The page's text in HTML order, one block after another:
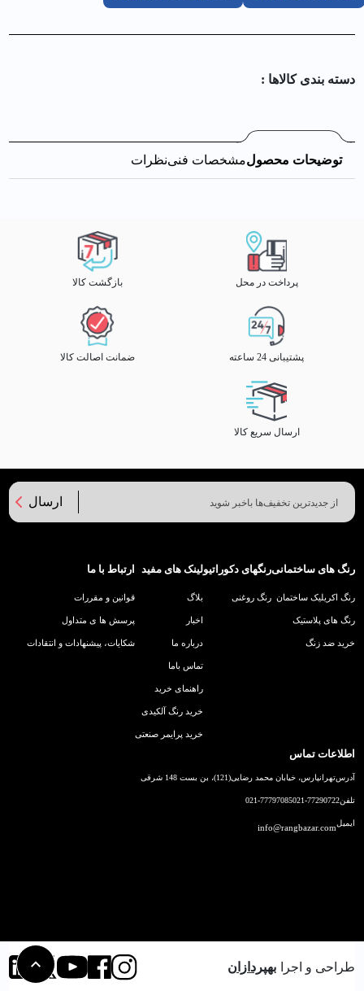
دسته بندی کالا‌ها :
توضیحات محصولمشخصات فنینظرات
پرداخت در محل بازگشت کالا
پشتیبانی 24 ساعته ضمانت اصالت کالا
ارسال سریع کالا
ارسال
رنگ های ساختمانی
رنگ اکریلیک ساختمان
رنگ های پلاستیک
خرید ضد زنگ
رنگهای دکوراتیو
رنگ روغنی
لینک های مفید
بلاگ
اخبار
درباره ما
تماس باما
راهنمای خرید
خرید رنگ آلکیدی
خرید پرایمر صنعتی
ارتباط با ما
قوانین و مقررات
پرسش ها ی متداول
شکایات، پیشنهادات و انتقادات
اطلاعات تماس
آدرستهرانپارس، خیابان محمد رضایی(121)، بن بست 148 شرقی
تلفن021-77290722
021-77797085
ایمیلinfo@rangbazar.com
طراحی و اجرا بهپردازان